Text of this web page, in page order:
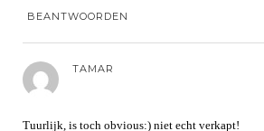
BEANTWOORDEN
TAMAR
Tuurlijk, is toch obvious:) niet echt verkapt!